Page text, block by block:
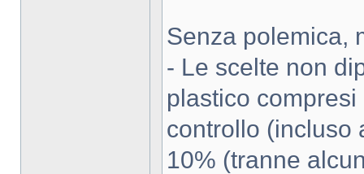
Senza polemica,
- Le scelte non
plastico
controllo (incluso
10% (tranne